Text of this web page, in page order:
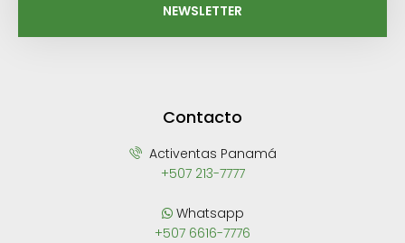
NEWSLETTER
Contacto
Activentas Panamá
+507 213-7777
Whatsapp
+507 6616-7776